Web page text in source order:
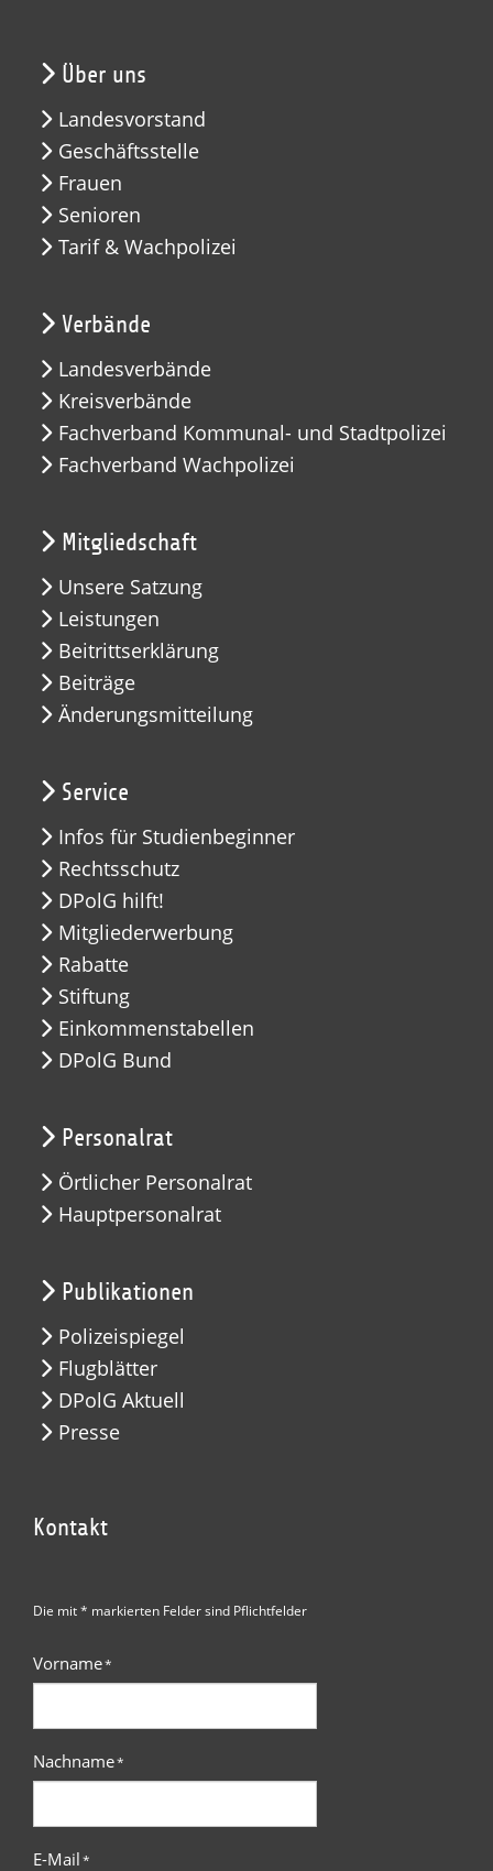
Über uns
Landesvorstand
Geschäftsstelle
Frauen
Senioren
Tarif & Wachpolizei
Verbände
Landesverbände
Kreisverbände
Fachverband Kommunal- und Stadtpolizei
Fachverband Wachpolizei
Mitgliedschaft
Unsere Satzung
Leistungen
Beitrittserklärung
Beiträge
Änderungsmitteilung
Service
Infos für Studienbeginner
Rechtsschutz
DPolG hilft!
Mitgliederwerbung
Rabatte
Stiftung
Einkommenstabellen
DPolG Bund
Personalrat
Örtlicher Personalrat
Hauptpersonalrat
Publikationen
Polizeispiegel
Flugblätter
DPolG Aktuell
Presse
Kontakt
Die mit * markierten Felder sind Pflichtfelder
Vorname*
Nachname*
E-Mail*